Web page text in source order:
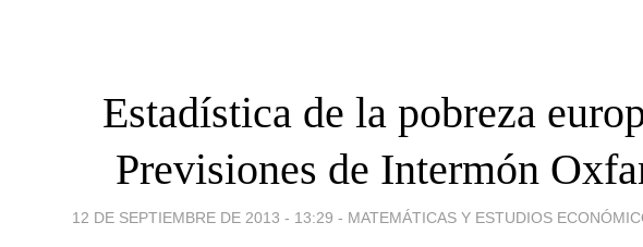
Estadística de la pobreza
Previsiones de Intermón
12 DE SEPTIEMBRE DE 2013 - 13:29 - MATEMÁTICAS Y ESTUDIOS